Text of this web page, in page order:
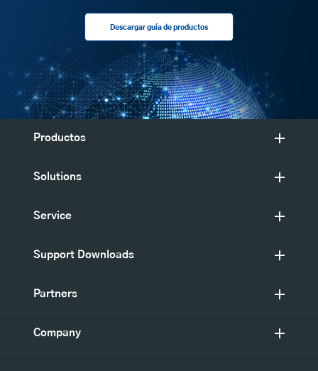
Descargar guía de productos
Productos
Solutions
Service
Support Downloads
Partners
Company